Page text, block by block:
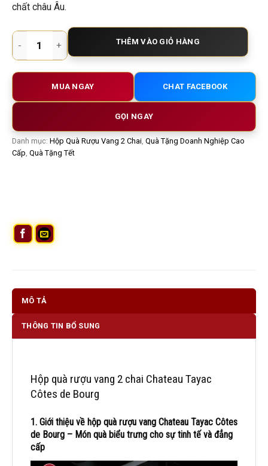
chất châu Âu.
Hộp quà rượu vang 2 chai Chateau Tayac Côtes de Bourg –
THÊM VÀO GIỎ HÀNG
MUA NGAY CHAT FACEBOOK
GỌI NGAY
Danh mục: Hộp Quà Rượu Vang 2 Chai Quà Tặng Doanh Nghiệp Cao
Cấp Quà Tặng Tết
MÔ TẢ
THÔNG TIN BỔ SUNG
Hộp quà rượu vang 2 chai Chateau Tayac
Côtes de Bourg
1. Giới thiệu về hộp quà rượu vang Chateau Tayac Côtes
de Bourg – Món quà biểu trưng cho sự tinh tế và đẳng
cấp